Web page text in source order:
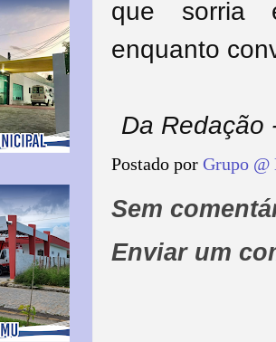
que sorria
enquanto
Da Redação
Postado por Grupo @
Sem
Enviar um